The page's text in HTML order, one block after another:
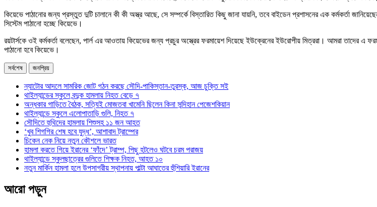
কিয়েভে পাঠানোর জন্য প্রস্তুত দুটি চালানে কী কী অস্ত্র আছে, সে সম্পর্কে বিস্তারিত কিছু জানা যায়নি, তবে বাইডেন প্রশাসনের এক কর্মকর্তা
সিস্টেম পাঠানো হচ্ছে কিয়েভে।
রয়টার্সকে ওই কর্মকর্তা বলেছেন, পার্ল এর আওতায় কিয়েভের জন্য প্রচুর অস্ত্রের ফরমায়েশ দিয়েছে ইউক্রেনের ইউরোপীয় মিত্ররা। আমরা তাদের এ
পাঠানো হবে কিয়েভে।
সর্বশেষ জনপ্রিয়
ন্যাটোর আদলে সামরিক জোট গঠন করছে সৌদি-পাকিস্তান-তুরস্ক, আজ চুক্তি সই
থাইল্যান্ডের স্কুলে বন্দুক হামলায় নিহত বেড়ে ৭
অন্ধকার গাড়িতে বৈঠক, সত্যিই মোজতবা খামেনি ছিলেন কিনা সন্দিহান পেজেশকিয়ান
থাইল্যান্ডে স্কুলে এলোপাতাড়ি গুলি, নিহত ৭
সৌদিতে হুথিদের হামলায় শিশুসহ ১১ জন আহত
‘খুব শিগগির শেষ হবে যুদ্ধ’, আশাবাদ ট্রাম্পের
চিকেন নেক নিয়ে নতুন কৌশলে ভারত
হামলা করতে গিয়ে ইরানের ‘ফাঁদে’ ট্রাম্প, পিছু হটলেও ঘটবে চরম পরাজয়
থাইল্যান্ডে স্কুলছাত্রের গুলিতে শিক্ষক নিহত, আহত ১০
নতুন মার্কিন হামলা হলে উপসাগরীয় স্থাপনায় পাল্টা আঘাতের হুঁশিয়ারি ইরানের
আরো পড়ুন